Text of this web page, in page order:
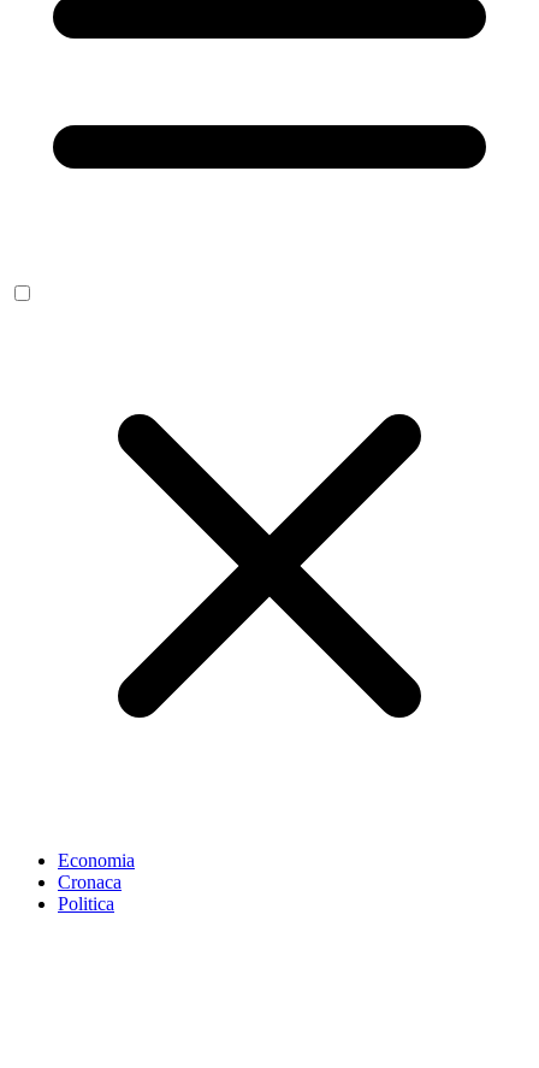
Economia
Cronaca
Politica